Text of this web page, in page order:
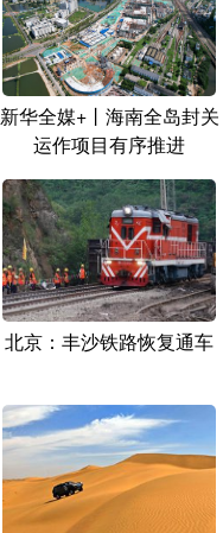
新华全媒+丨海南全岛封关
运作项目有序推进
北京：丰沙铁路恢复通车